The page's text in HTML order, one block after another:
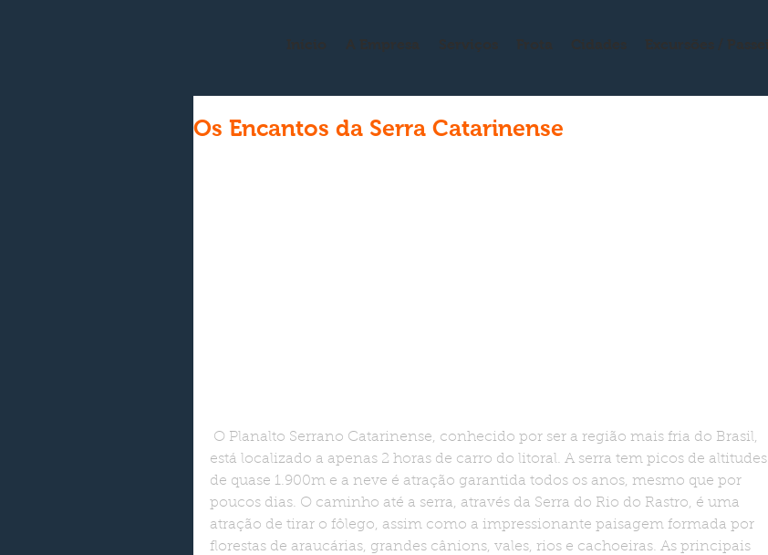
Os Encantos da Serra Catarinense
O Planalto Serrano Catarinense, conhecido por ser a região mais fria do Brasil,
está localizado a apenas 2 horas de carro do litoral. A serra tem picos de altitudes
de quase 1.900m e a neve é atração garantida todos os anos, mesmo que por
poucos dias. O caminho até a serra, através da Serra do Rio do Rastro, é uma
atração de tirar o fôlego, assim como a impressionante paisagem formada por
florestas de araucárias, grandes cânions, vales, rios e cachoeiras. As principais